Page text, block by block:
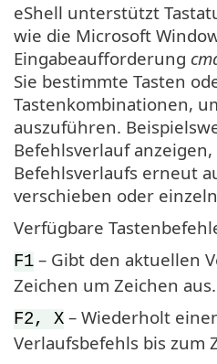
eShell unterstützt
wie die Microsoft
Eingabeaufforderung
Sie bestimmte Tasten
Tastenkombinationen,
auszuführen.
Befehlsverlauf
Befehlsverlaufs erneut
verschieben oder
Verfügbare
F1 – Gibt den aktuellen
Zeichen um Zeichen aus.
F2, X – Wiederholt
Verlaufsbefehls bis zum